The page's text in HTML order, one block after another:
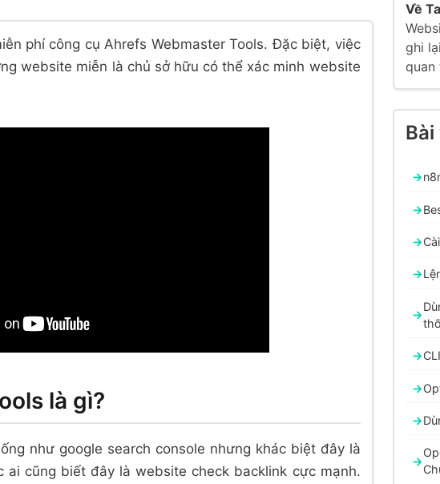
phí công cụ Ahrefs Webmaster Tools. Đặc biệt, việc
website miễn là chủ sở hữu có thể xác minh website
là gì?
như google search console nhưng khác biệt đây là
ai cũng biết đây là website check backlink cực mạnh.
Về
ghi
quan